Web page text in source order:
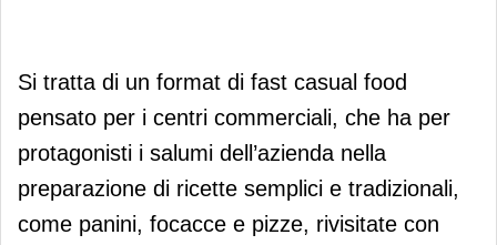
Si tratta di un format di fast casual food
pensato per i centri commerciali, che ha per
protagonisti i salumi dell’azienda nella
preparazione di ricette semplici e tradizionali,
come panini, focacce e pizze, rivisitate con